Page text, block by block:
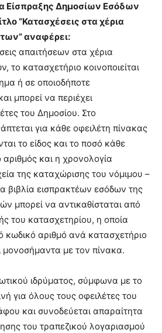
Είσπραξης Δημοσίων Εσόδων
“Κατασχέσεις στα χέρια
αναφέρει:
απαιτήσεων στα χέρια
το κατασχετήριο κοινοποιείται
ή σε οποιοδήποτε
μπορεί να περιέχει
του Δημοσίου. Στο
για κάθε οφειλέτη πίνακας
το είδος και το ποσό κάθε
και η χρονολογία
της καταχώρισης του νόμιμου –
βιβλία εισπρακτέων εσόδων της
μπορεί να αντικαθίσταται από
του κατασχετηρίου, η οποία
κωδικό αριθμό ανά κατασχετήριο
μονοσήμαντα με τον πίνακα.
ιδρύματος, σύμφωνα με το
για όλους τους οφειλέτες του
και συνοδεύεται απαραίτητα
του τραπεζικού λογαριασμού